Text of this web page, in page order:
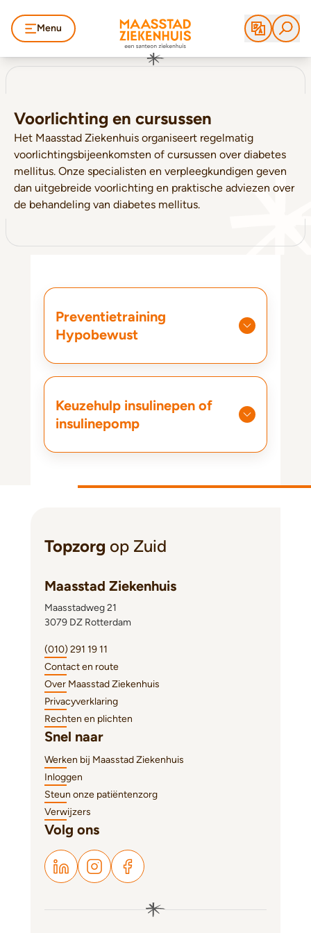
Menu
Voorlichting en cursussen
Het Maasstad Ziekenhuis organiseert regelmatig
voorlichtingsbijeenkomsten of cursussen over diabetes
mellitus. Onze specialisten en verpleegkundigen geven
dan uitgebreide voorlichting en praktische adviezen over
de behandeling van diabetes mellitus.
Preventietraining
Hypobewust
Keuzehulp insulinepen of
insulinepomp
Topzorg op Zuid
Maasstad Ziekenhuis
Maasstadweg 21
3079 DZ Rotterdam
(010) 291 19 11
Contact en route
Over Maasstad Ziekenhuis
Privacyverklaring
Rechten en plichten
Snel naar
Werken bij Maasstad Ziekenhuis
Inloggen
Steun onze patiëntenzorg
Verwijzers
Volg ons